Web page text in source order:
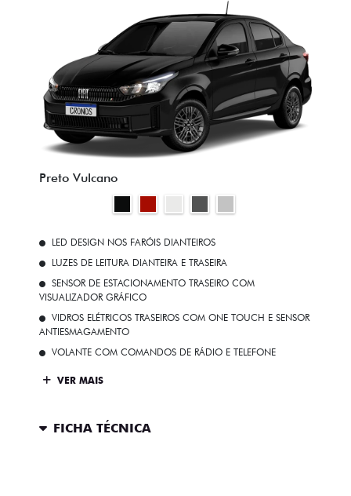
Preto Vulcano
LED DESIGN NOS FARÓIS DIANTEIROS
LUZES DE LEITURA DIANTEIRA E TRASEIRA
SENSOR DE ESTACIONAMENTO TRASEIRO COM
VISUALIZADOR GRÁFICO
VIDROS ELÉTRICOS TRASEIROS COM ONE TOUCH E SENSOR
ANTIESMAGAMENTO
VOLANTE COM COMANDOS DE RÁDIO E TELEFONE
VER MAIS
FICHA TÉCNICA